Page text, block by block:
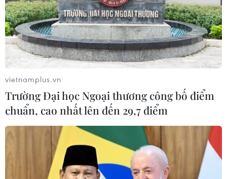
vietnamplus.vn
Trường Đại học Ngoại thương công bố điểm
chuẩn, cao nhất lên đến 29,7 điểm